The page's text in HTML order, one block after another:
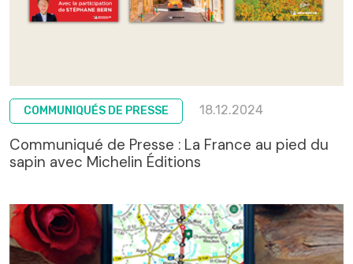
COMMUNIQUÉS DE PRESSE 18.12.2024
Communiqué de Presse : La France au pied du
sapin avec Michelin Éditions